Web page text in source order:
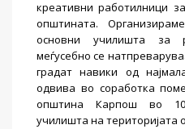
креативни работилници
општината.
основни училишта за
меѓусебно се
градат навики од
одвива во соработка
општина Карпош во
училишта на територијата